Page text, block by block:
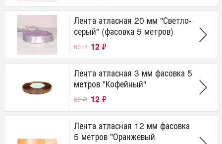
Лента атласная 20 мм "Светло-
серый" (фасовка 5 метров)
60₽ 12 ₽
Лента атласная 3 мм фасовка 5
метров "Кофейный"
60₽ 12 ₽
Лента атласная 12 мм фасовка
5 метров "Оранжевый